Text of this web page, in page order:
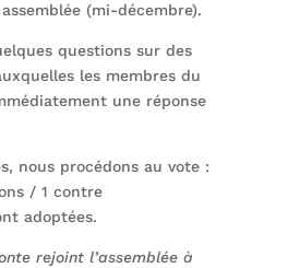
(mi-décembre).
questions sur des
les membres du
une réponse
nous procédons au vote :
/ 1 contre
adoptées.
rejoint l’assemblée à